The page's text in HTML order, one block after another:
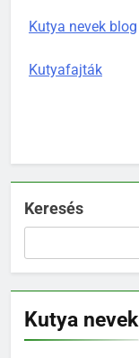
Kutya nevek blog
Kutyafajták
Keresés
Kutya nevek